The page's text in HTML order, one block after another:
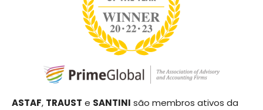
ASTAF, TRAUST e SANTINI são membros ativos da